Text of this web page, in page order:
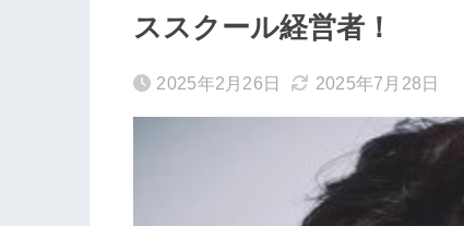
ススクール経営者！
2025年2月26日 2025年7月28日